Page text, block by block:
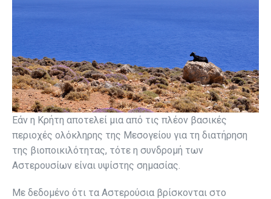
Εάν η Κρήτη αποτελεί μια από τις πλέον βασικές
περιοχές ολόκληρης της Μεσογείου για τη διατήρηση
της βιοποικιλότητας, τότε η συνδρομή των
Αστερουσίων είναι υψίστης σημασίας.
Με δεδομένο ότι τα Αστερούσια βρίσκονται στο